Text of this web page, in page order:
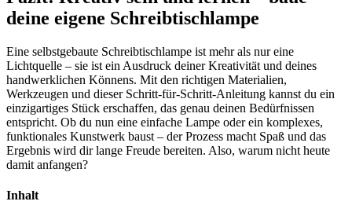
deine eigene Schreibtischlampe
Eine selbstgebaute Schreibtischlampe ist mehr als nur eine
Lichtquelle – sie ist ein Ausdruck deiner Kreativität und deines
handwerklichen Könnens. Mit den richtigen Materialien,
Werkzeugen und dieser Schritt-für-Schritt-Anleitung kannst du ein
einzigartiges Stück erschaffen, das genau deinen Bedürfnissen
entspricht. Ob du nun eine einfache Lampe oder ein komplexes,
funktionales Kunstwerk baust – der Prozess macht Spaß und das
Ergebnis wird dir lange Freude bereiten. Also, warum nicht heute
damit anfangen?
Inhalt